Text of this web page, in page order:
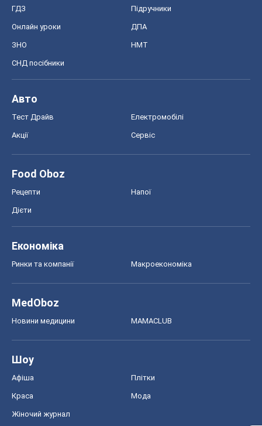
ГДЗ Підручники
Онлайн уроки ДПА
ЗНО НМТ
СНД посібники
Авто
Тест Драйв Електромобілі
Акції Сервіс
Food Oboz
Рецепти Напої
Дієти
Економіка
Ринки та компанії Макроекономіка
MedOboz
Новини медицини MAMACLUB
Шоу
Афіша Плітки
Краса Мода
Жіночий журнал